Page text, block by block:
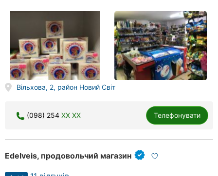
Вільхова, 2, район Новий Світ
(098) 254 XX XX Телефонувати
Edelveis, продовольчий магазин